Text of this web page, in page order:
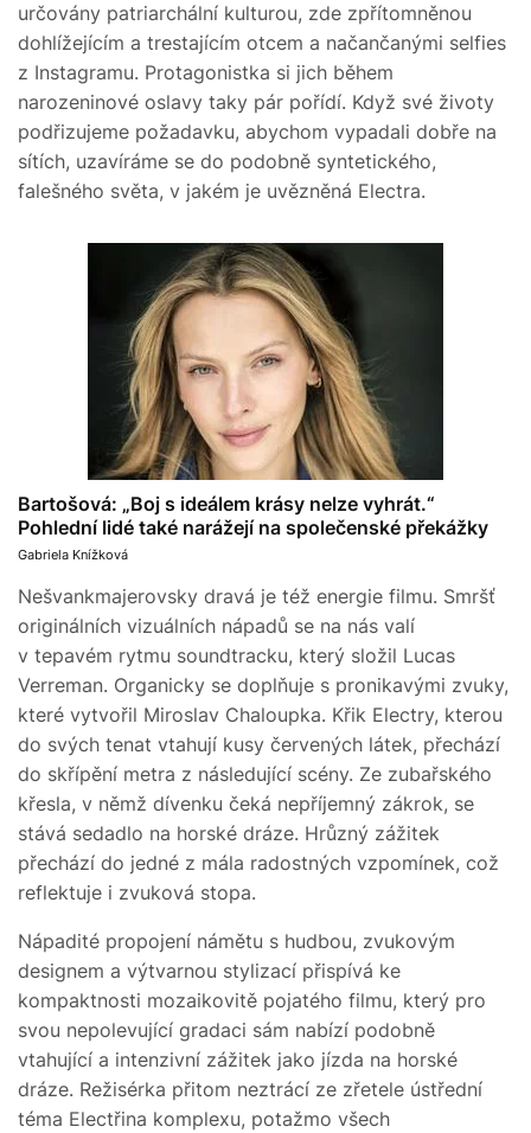
určovány patriarchální kulturou, zde zpřítomněnou
dohlížejícím a trestajícím otcem a načančanými selfies
z Instagramu. Protagonistka si jich během
narozeninové oslavy taky pár pořídí. Když své životy
podřizujeme požadavku, abychom vypadali dobře na
sítích, uzavíráme se do podobně syntetického,
falešného světa, v jakém je uvězněná Electra.
Bartošová: „Boj s ideálem krásy nelze vyhrát.“
Pohlední lidé také narážejí na společenské překážky
Gabriela Knížková
Nešvankmajerovsky dravá je též energie filmu. Smršť
originálních vizuálních nápadů se na nás valí
v tepavém rytmu soundtracku, který složil Lucas
Verreman. Organicky se doplňuje s pronikavými zvuky,
které vytvořil Miroslav Chaloupka. Křik Electry, kterou
do svých tenat vtahují kusy červených látek, přechází
do skřípění metra z následující scény. Ze zubařského
křesla, v němž dívenku čeká nepříjemný zákrok, se
stává sedadlo na horské dráze. Hrůzný zážitek
přechází do jedné z mála radostných vzpomínek, což
reflektuje i zvuková stopa.
Nápadité propojení námětu s hudbou, zvukovým
designem a výtvarnou stylizací přispívá ke
kompaktnosti mozaikovitě pojatého filmu, který pro
svou nepolevující gradaci sám nabízí podobně
vtahující a intenzivní zážitek jako jízda na horské
dráze. Režisérka přitom neztrácí ze zřetele ústřední
téma Electřina komplexu, potažmo všech